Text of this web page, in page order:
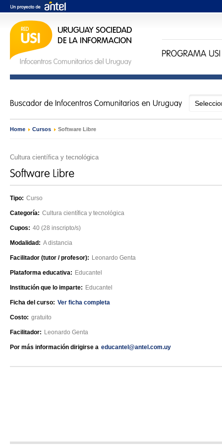
Home › Cursos › Software Libre
Cultura científica y tecnológica
Tipo: Curso
Categoría: Cultura científica y tecnológica
Cupos: 40 (28 inscripto/s)
Modalidad: A distancia
Facilitador (tutor / profesor): Leonardo Genta
Plataforma educativa: Educantel
Institución que lo imparte: Educantel
Ficha del curso: Ver ficha completa
Costo: gratuito
Facilitador: Leonardo Genta
Por más información dirigirse a educantel@antel.com.uy